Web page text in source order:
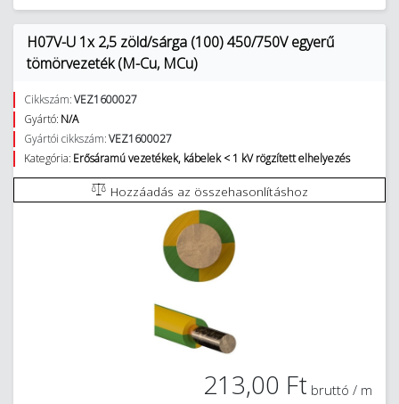
H07V-U 1x 2,5 zöld/sárga (100) 450/750V egyerű
tömörvezeték (M-Cu, MCu)
Cikkszám:VEZ1600027
Gyártó: N/A
Gyártói cikkszám:VEZ1600027
Kategória: Erősáramú vezetékek, kábelek < 1 kV rögzített elhelyezés
Hozzáadás az összehasonlításhoz
213,00 Ft bruttó / m